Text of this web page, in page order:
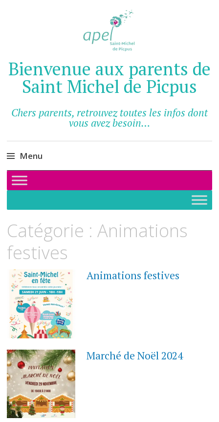
Bienvenue aux parents de
Saint Michel de Picpus
Chers parents, retrouvez toutes les infos dont
vous avez besoin…
Menu
Catégorie : Animations
festives
1
Animations festives
15
Marché de Noël 2024